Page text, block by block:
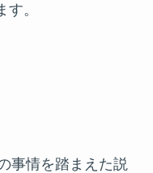
。
事情を踏まえた説